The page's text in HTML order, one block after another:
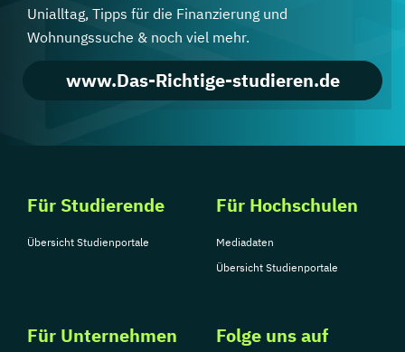
Unialltag, Tipps für die Finanzierung und
Wohnungssuche & noch viel mehr.
www.Das-Richtige-studieren.de
Für Studierende
Übersicht Studienportale
Für Hochschulen
Mediadaten
Übersicht Studienportale
Für Unternehmen Folge uns auf